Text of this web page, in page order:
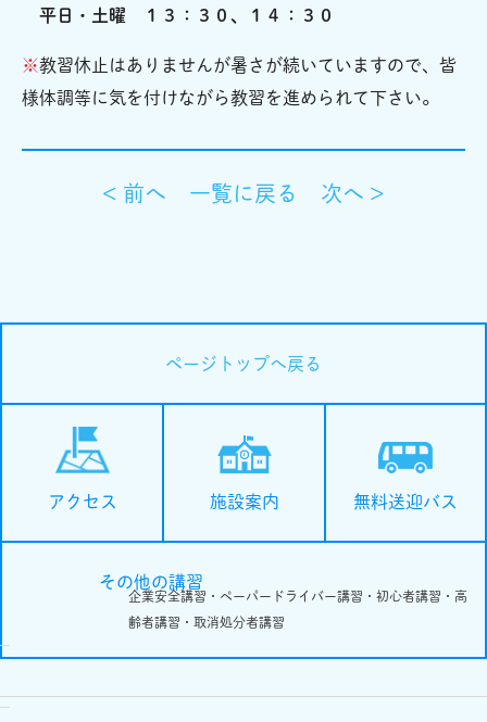
平日・土曜 １３：３０、１４：３０
※教習休止はありませんが暑さが続いていますので、皆
様体調等に気を付けながら教習を進められて下さい。
< 前へ 一覧に戻る 次へ >
ページトップへ戻る
アクセス 施設案内 無料送迎バス
その他の講習
企業安全講習・ペーパードライバー講習・初心者講習・高
齢者講習・取消処分者講習